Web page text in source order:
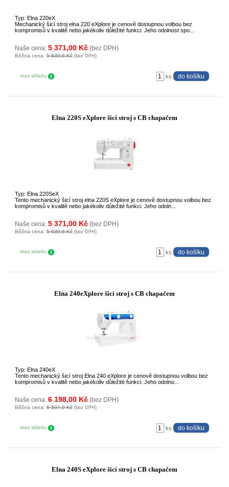
Typ: Elna 220eX
Mechanický šicí stroj elna 220 eXplore je cenově dostupnou volbou bez
kompromisů v kvalitě nebo jakékoliv důležité funkci. Jeho odolnost spo...
Naše cena: 5 371,00 Kč (bez DPH)
Běžná cena: 5 639,6 Kč (bez DPH)
stav skladu ks
Elna 220S eXplore šicí stroj s CB chapačem
Typ: Elna 220SeX
Tento mechanický šicí stroj elna 220S eXplore je cenově dostupnou volbou bez
kompromisů v kvalitě nebo jakékoliv důležité funkci. Jeho odoln...
Naše cena: 5 371,00 Kč (bez DPH)
Běžná cena: 5 639,6 Kč (bez DPH)
stav skladu ks
Elna 240eXplore šicí stroj s CB chapačem
Typ: Elna 240eX
Tento mechanický šicí stroj Elna 240 eXplore je cenově dostupnou volbou bez
kompromisů v kvalitě nebo jakékoliv důležité funkci. Jeho odolno...
Naše cena: 6 198,00 Kč (bez DPH)
Běžná cena: 6 507,9 Kč (bez DPH)
stav skladu ks
Elna 240S eXplore šicí stroj s CB chapačem